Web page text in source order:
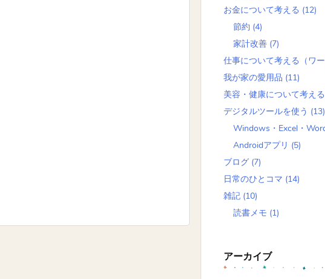
お金について考える (12)
節約 (4)
家計改善 (7)
仕事について考える（ワ
我が家の愛用品 (11)
美容・健康について考える
デジタルツールを使う (13)
Windows・Excel・
Androidアプリ (5)
ブログ (7)
日常のひとコマ (14)
雑記 (10)
読書メモ (1)
アーカイブ